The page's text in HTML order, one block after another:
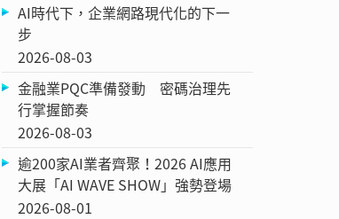
AI時代下，企業網路現代化的下一
步
2026-08-03
金融業PQC準備發動 密碼治理先
行掌握節奏
2026-08-03
逾200家AI業者齊聚！2026 AI應用
大展「AI WAVE SHOW」強勢登場
2026-08-01